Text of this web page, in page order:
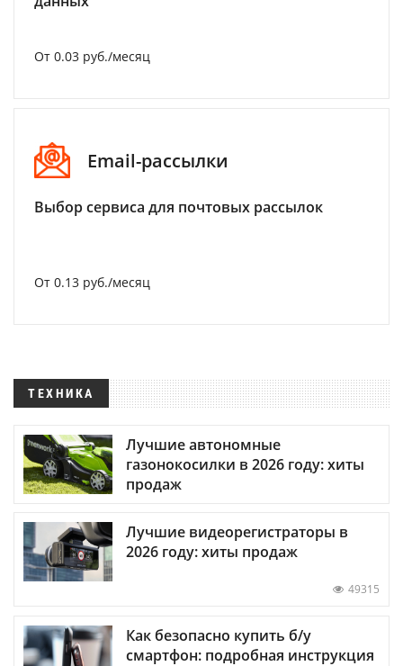
От 0.03 руб./месяц
Email-рассылки
Выбор сервиса для почтовых рассылок
От 0.13 руб./месяц
ТЕХНИКА
Лучшие автономные
газонокосилки в 2026 году: хиты
продаж
Лучшие видеорегистраторы в
2026 году: хиты продаж
49315
Как безопасно купить б/у
смартфон: подробная инструкция